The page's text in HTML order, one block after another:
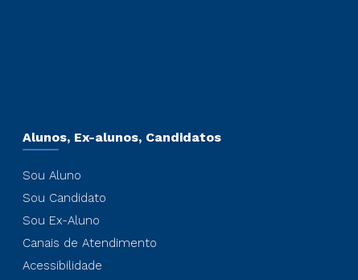
Alunos, Ex-alunos, Candidatos
Sou Aluno
Sou Candidato
Sou Ex-Aluno
Canais de Atendimento
Acessibilidade